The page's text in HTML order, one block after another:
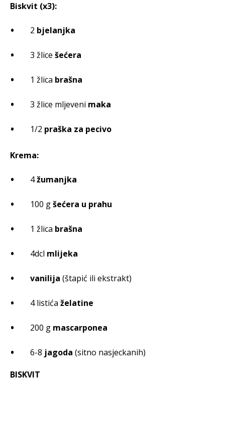
Biskvit (x3):
2 bjelanjka
3 žlice šećera
1 žlica brašna
3 žlice mljeveni maka
1/2 praška za pecivo
Krema:
4žumanjka
100 gšećera u prahu
1 žlica brašna
4dcl mlijeka
vanilija (štapić ili ekstrakt)
4 listića želatine
200 g mascarponea
6-8 jagoda (sitno nasjeckanih)
BISKVIT